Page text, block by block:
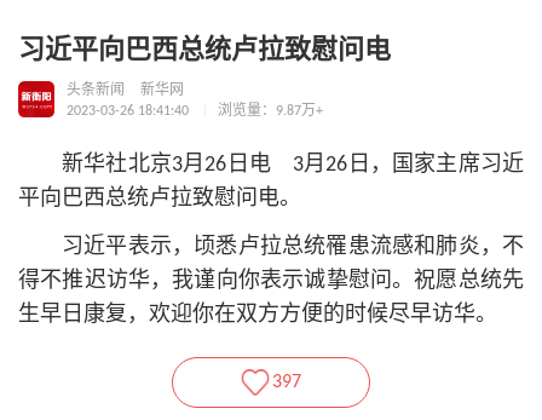
习近平向巴西总统卢拉致慰问电
头条新闻
新华网
2023-03-26 18:41:40
浏览量：9.87万+
新华社北京3月26日电 3月26日，国家主席习近
平 向巴西总统卢拉致慰问电。
习近平表示，顷悉卢拉总统罹患流感和肺炎，不
得不推迟访华，我谨向你表示诚挚慰问。祝愿总统先
生早日康复，欢迎你在双方方便的时候尽早访华。
397